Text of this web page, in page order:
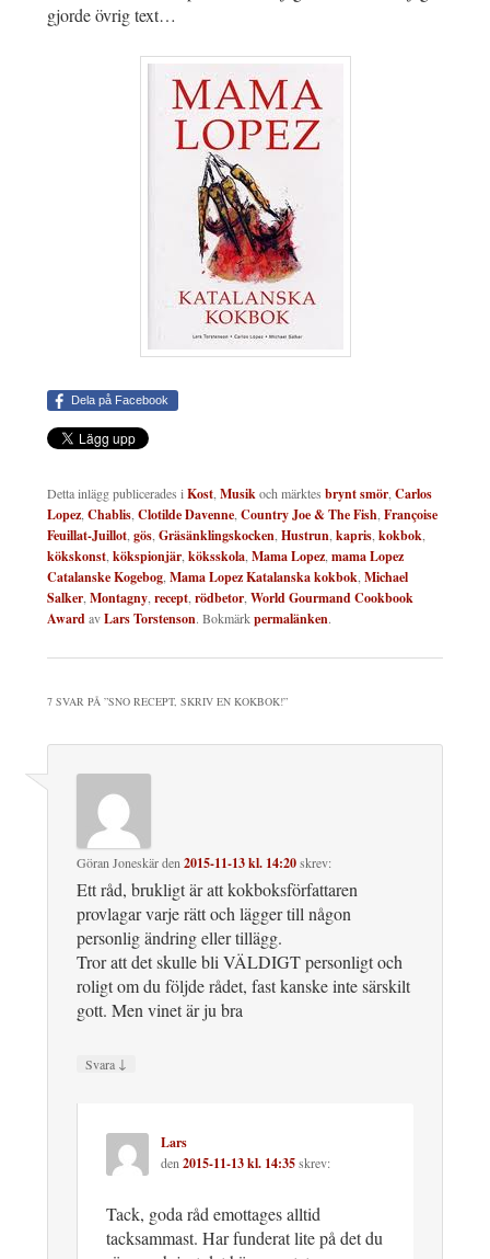
gjorde övrig text…
Dela på Facebook
Detta inlägg publicerades iKost,Musikoch märktes brynt smör,Carlos
Lopez,Chablis,Clotilde Davenne,Country Joe & The Fish,Françoise
Feuillat-Juillot,gös,Gräsänklingskocken,Hustrun,kapris,kokbok,
kökskonst,kökspionjär,köksskola,Mama Lopez,mama Lopez
Catalanske Kogebog,Mama Lopez Katalanska kokbok,Michael
Salker,Montagny,recept,rödbetor,World Gourmand Cookbook
AwardavLars Torstenson. Bokmärkpermalänken.
7 SVAR PÅ ”SNO RECEPT, SKRIV EN KOKBOK!”
Göran Joneskärden2015-11-13 kl. 14:20skrev:
Ett råd, brukligt är att kokboksförfattaren
provlagar varje rätt och lägger till någon
personlig ändring eller tillägg.
Tror att det skulle bli VÄLDIGT personligt och
roligt om du följde rådet, fast kanske inte särskilt
gott. Men vinet är ju bra
Svara ↓
Lars
den2015-11-13 kl. 14:35skrev:
Tack, goda råd emottages alltid
tacksammast. Har funderat lite på det du